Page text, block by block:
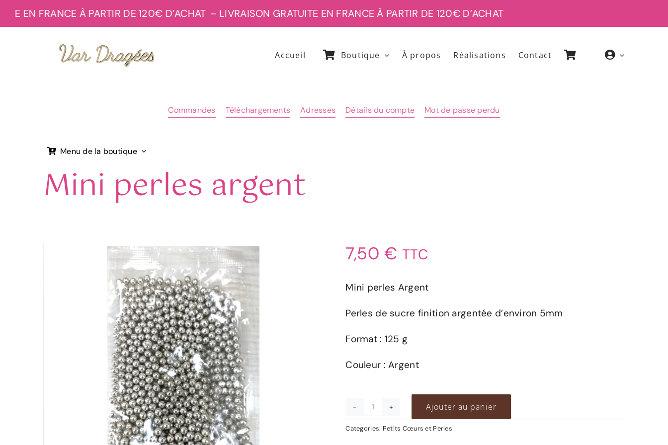
Passer
EN FRANCE À PARTIR DE 120€ D’ACHAT – LIVRAISON GRATUITE EN FRANCE À PARTIR DE 120€ D’ACHAT
Accueil Boutique À propos Réalisations Contact
Commandes Téléchargements Adresses Détails du compte Mot de passe perdu
Menu de la boutique
Mini perles argent
7,50 € TTC
Mini perles Argent
Perles de sucre finition argentée d’environ 5mm
Format : 125 g
Couleur : Argent
de
Ajouter au panier
Categories: Petits Cœurs et Perles